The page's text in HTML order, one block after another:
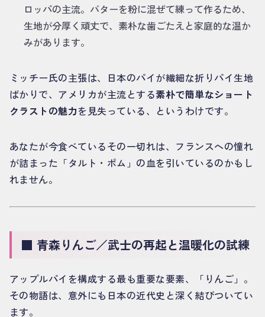
ロッパの主流。バターを粉に混ぜて練って作るため、
生地が分厚く頑丈で、素朴な歯ごたえと家庭的な温か
みがあります。
ミッチー氏の主張は、日本のパイが繊細な折りパイ生地
ばかりで、アメリカが主流とする素朴で簡単なショート
クラストの魅力を見失っている、というわけです。
あなたが今食べているその一切れは、フランスへの憧れ
が詰まった「タルト・ポム」の血を引いているのかもし
れません。
■ 青森りんご／武士の再起と温暖化の試練
アップルパイを構成する最も重要な要素、「りんご」。
その物語は、意外にも日本の近代史と深く結びついてい
ます。